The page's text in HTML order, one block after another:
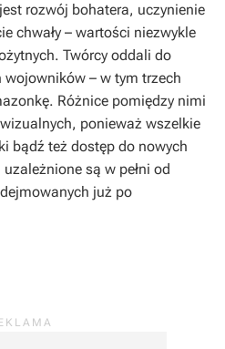
rozwój bohatera, uczynienie
chwały – wartości niezwykle
Twórcy oddali do
– w tym trzech
Różnice pomiędzy nimi
ponieważ wszelkie
bądź też dostęp do nowych
są w pełni od
już po